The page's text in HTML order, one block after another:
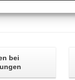
bei